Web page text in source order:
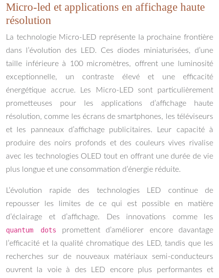
Micro-led et applications en affichage haute
résolution
La technologie Micro-LED représente la prochaine frontière
dans l’évolution des LED. Ces diodes miniaturisées, d’une
taille inférieure à 100 micromètres, offrent une luminosité
exceptionnelle, un contraste élevé et une efficacité
énergétique accrue. Les Micro-LED sont particulièrement
prometteuses pour les applications d’affichage haute
résolution, comme les écrans de smartphones, les téléviseurs
et les panneaux d’affichage publicitaires. Leur capacité à
produire des noirs profonds et des couleurs vives rivalise
avec les technologies OLED tout en offrant une durée de vie
plus longue et une consommation d’énergie réduite.
L’évolution rapide des technologies LED continue de
repousser les limites de ce qui est possible en matière
d’éclairage et d’affichage. Des innovations comme les
quantum dots promettent d’améliorer encore davantage
l’efficacité et la qualité chromatique des LED, tandis que les
recherches sur de nouveaux matériaux semi-conducteurs
ouvrent la voie à des LED encore plus performantes et